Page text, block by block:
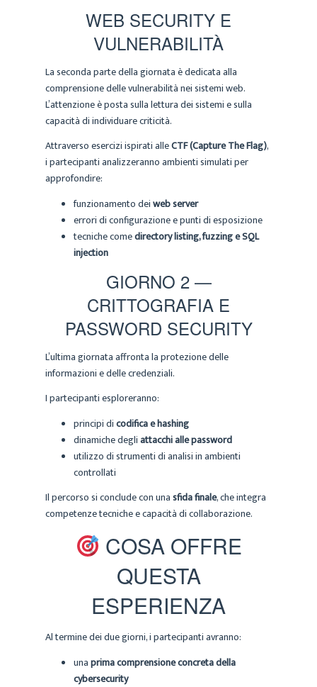
WEB SECURITY E
VULNERABILITÀ
La seconda parte della giornata è dedicata alla
comprensione delle vulnerabilità nei sistemi web.
L’attenzione è posta sulla lettura dei sistemi e sulla
capacità di individuare criticità.
Attraverso esercizi ispirati alleCTF (Capture The Flag),
i partecipanti analizzeranno ambienti simulati per
approfondire:
funzionamento deiweb server
errori di configurazione e punti di esposizione
tecniche comedirectory listing, fuzzing e SQL
injection
GIORNO 2 —
CRITTOGRAFIA E
PASSWORD SECURITY
L’ultima giornata affronta la protezione delle
informazioni e delle credenziali.
I partecipanti esploreranno:
principi dicodifica e hashing
dinamiche degliattacchi alle password
utilizzo di strumenti di analisi in ambienti
controllati
Il percorso si conclude con unasfida finale, che integra
competenze tecniche e capacità di collaborazione.
COSA OFFRE
QUESTA
ESPERIENZA
Al termine dei due giorni, i partecipanti avranno:
unaprima comprensione concreta della
cybersecurity